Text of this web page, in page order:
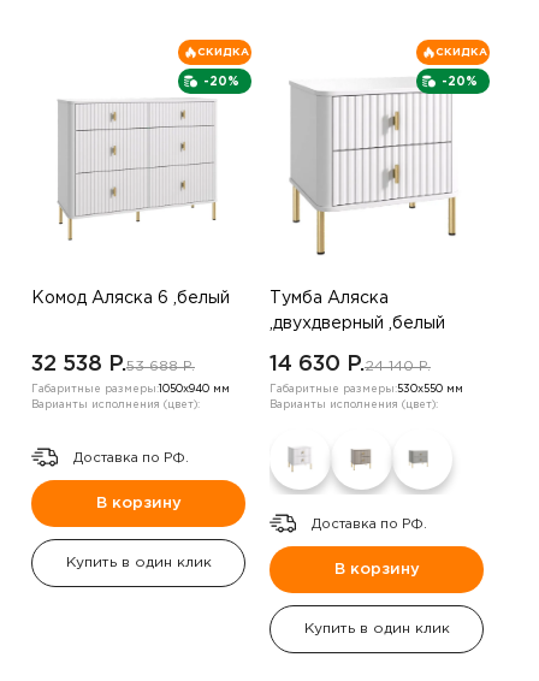
-20%
СКИДКА
Комод Аляска 6 ,белый
32 538 P.53 688 P.
Габаритные размеры: 1050х940 мм
Варианты исполнения (цвет):
Доставка по РФ.
В корзину
Купить в один клик
-20%
СКИДКА
Тумба Аляска
,двухдверный ,белый
14 630 P.24 140 P.
Габаритные размеры:530х550 мм
Варианты исполнения (цвет):
Доставка по РФ.
В корзину
Купить в один клик